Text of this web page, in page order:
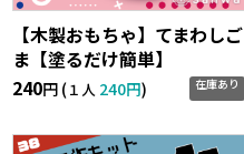
【木製おもちゃ】てまわしご
ま【塗るだけ簡単】
240円 (１人 240円) 在庫あり